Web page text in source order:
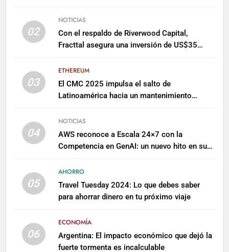
02
NOTICIAS
Con el respaldo de Riverwood Capital,
Fracttal asegura una inversión de US$35
03
ETHEREUM
El CMC 2025 impulsa el salto de
Latinoamérica hacia un mantenimiento
04
NOTICIAS
AWS reconoce a Escala 24×7 con la
Competencia en GenAI: un nuevo hito en su
05
AHORRO
Travel Tuesday 2024: Lo que debes saber
para ahorrar dinero en tu próximo viaje
06
ECONOMÍA
Argentina: El impacto económico que dejó la
fuerte tormenta es incalculable